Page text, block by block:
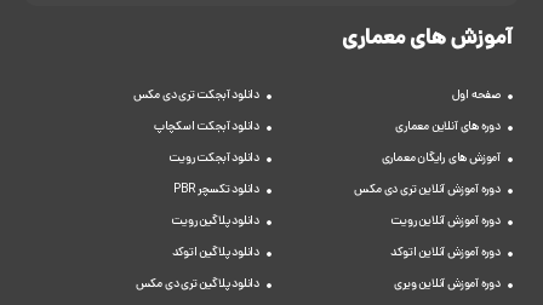
آموزش های معماری
صفحه اول
دوره های آنلاین معماری
آموزش های رایگان معماری
دوره آموزش آنلاین تری دی مکس
دوره آموزش آنلاین رویت
دوره آموزش آنلاین اتوکد
دوره آموزش آنلاین ویری
دانلود آبجکت تری دی مکس
دانلود آبجکت اسکچاپ
دانلود آبجکت رویت
دانلود تکسچر PBR
دانلود پلاگین رویت
دانلود پلاگین اتوکد
دانلود پلاگین تری دی مکس